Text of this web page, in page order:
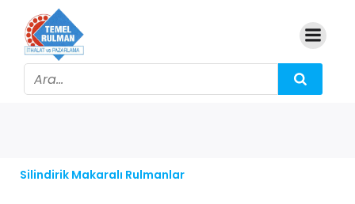
Silindirik Makaralı Rulmanlar